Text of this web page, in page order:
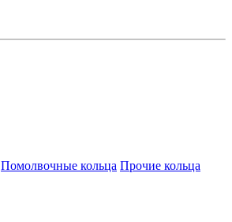
Помолвочные кольца Прочие кольца